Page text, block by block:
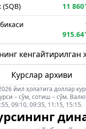
11 860
915.64
кенгайтирилган
Курслар архиви
йил ҳолатига доллар
– сўм, сотиш – сўм.
09:10, 09:35, 11:15, 15:15.